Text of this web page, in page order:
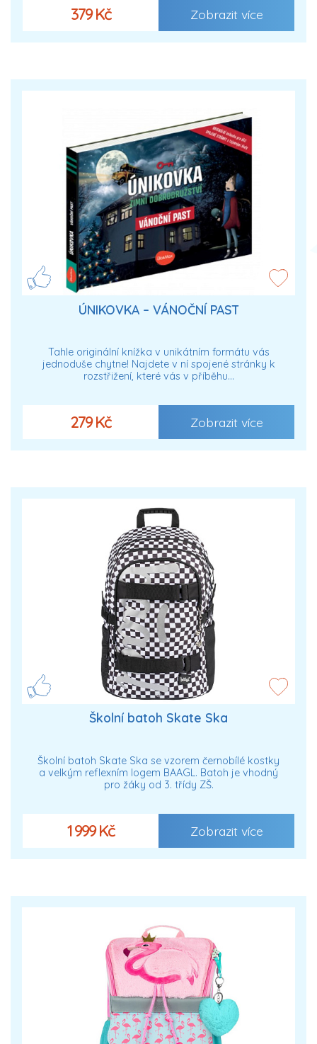
379 Kč Zobrazit více
ÚNIKOVKA – VÁNOČNÍ PAST
Tahle originální knížka v unikátním formátu vás
jednoduše chytne! Najdete v ní spojené stránky k
rozstřižení, které vás v příběhu…
279 Kč Zobrazit více
Školní batoh Skate Ska
Školní batoh Skate Ska se vzorem černobílé kostky
a velkým reflexním logem BAAGL. Batoh je vhodný
pro žáky od 3. třídy ZŠ.
1 999 Kč Zobrazit více